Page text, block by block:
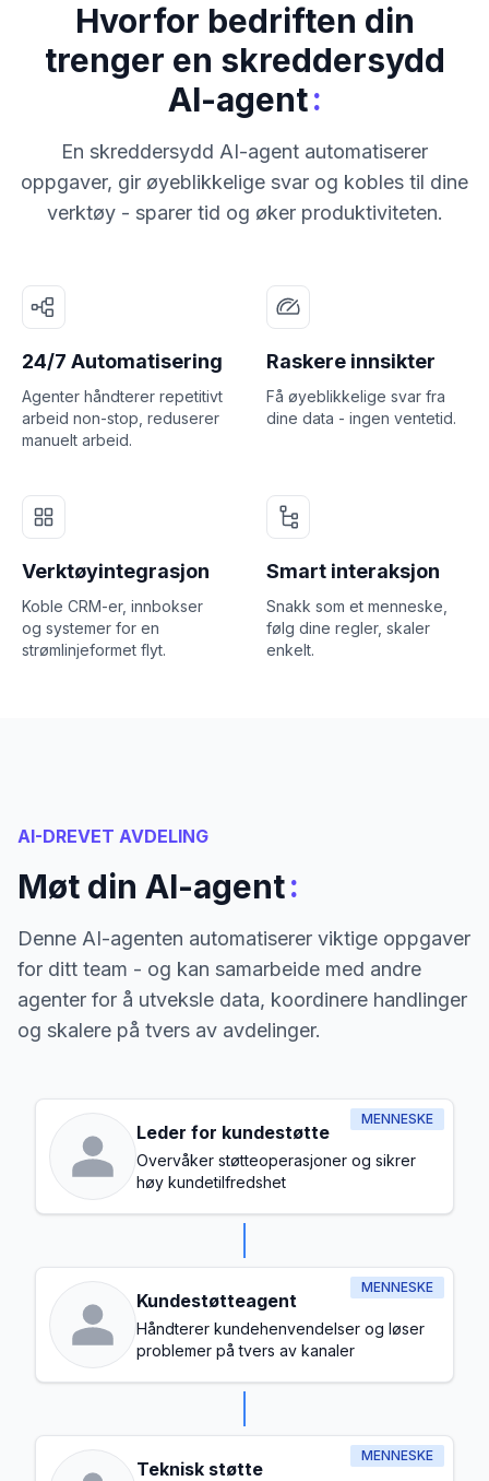
Hvorfor bedriften din
trenger en skreddersydd
AI-agent:
En skreddersydd AI-agent automatiserer
oppgaver, gir øyeblikkelige svar og kobles til dine
verktøy - sparer tid og øker produktiviteten.
24/7 Automatisering
Agenter håndterer repetitivt
arbeid non-stop, reduserer
manuelt arbeid.
Raskere innsikter
Få øyeblikkelige svar fra
dine data - ingen ventetid.
Verktøyintegrasjon
Koble CRM-er, innbokser
og systemer for en
strømlinjeformet flyt.
Smart interaksjon
Snakk som et menneske,
følg dine regler, skaler
enkelt.
AI-DREVET AVDELING
Møt din AI-agent:
Denne AI-agenten automatiserer viktige oppgaver
for ditt team - og kan samarbeide med andre
agenter for å utveksle data, koordinere handlinger
og skalere på tvers av avdelinger.
MENNESKE
Leder for kundestøtte
Overvåker støtteoperasjoner og sikrer
høy kundetilfredshet
MENNESKE
Kundestøtteagent
Håndterer kundehenvendelser og løser
problemer på tvers av kanaler
MENNESKE
Teknisk støtte